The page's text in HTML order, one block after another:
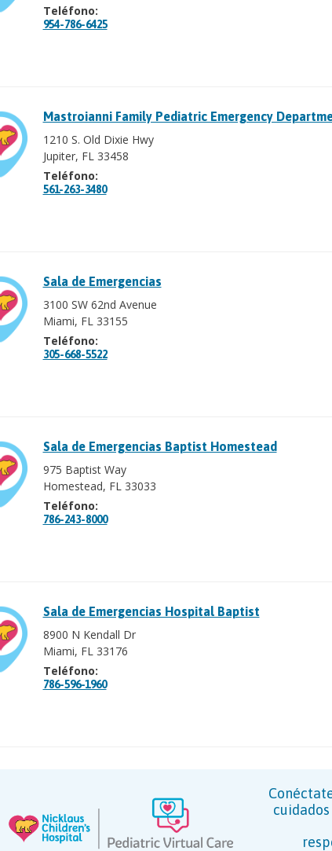
Teléfono:
954-786-6425
Mastroianni Family Pediatric Emergency
1210 S. Old Dixie Hwy
Jupiter, FL 33458
Teléfono:
561-263-3480
Sala de Emergencias
3100 SW 62nd Avenue
Miami, FL 33155
Teléfono:
305-668-5522
Sala de Emergencias Baptist Homestead
975 Baptist Way
Homestead, FL 33033
Teléfono:
786-243-8000
Sala de Emergencias Hospital Baptist
8900 N Kendall Dr
Miami, FL 33176
Teléfono:
786-596-1960